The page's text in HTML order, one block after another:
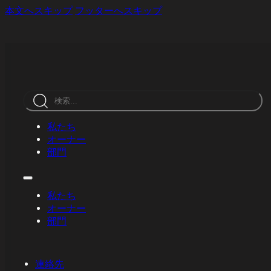
本文へスキップ フッターへスキップ
索
私たち
オーナー
部門
私たち
オーナー
部門
連絡先